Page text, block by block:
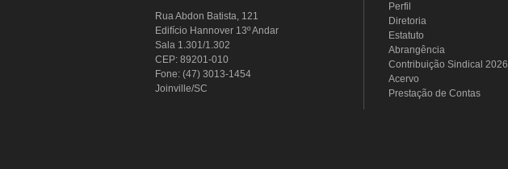
Rua Abdon Batista, 121
Edifício Hannover 13º Andar
Sala 1.301/1.302
CEP: 89201-010
Fone: (47) 3013-1454
Joinville/SC
Perfil
Diretoria
Estatuto
Abrangência
Contribuição Sindical 2026
Acervo
Prestação de Contas